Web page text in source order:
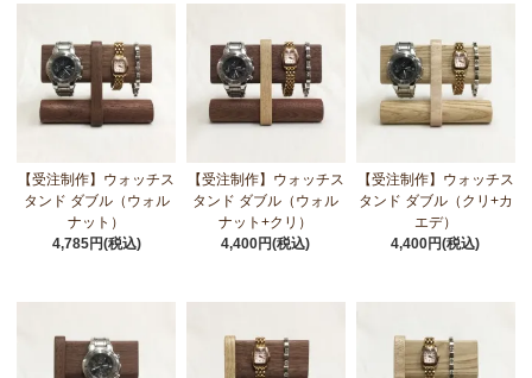
【受注制作】ウォッチス
タンド ダブル（ウォル
ナット）
4,785円(税込)
【受注制作】ウォッチス
タンド ダブル（ウォル
ナット+クリ）
4,400円(税込)
【受注制作】ウォッチス
タンド ダブル（クリ+カ
エデ）
4,400円(税込)